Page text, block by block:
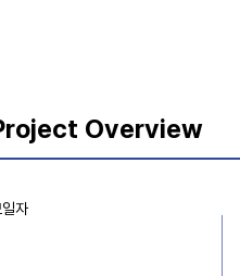
Overview
자